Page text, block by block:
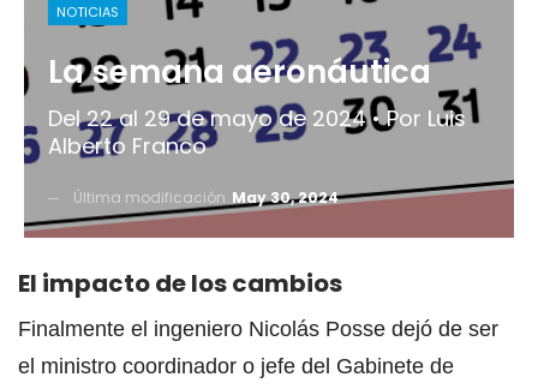
NOTICIAS
La semana aeronáutica
Del 22 al 29 de mayo de 2024 • Por Luis
Alberto Franco
Última modificación May 30, 2024
El impacto de los cambios
Finalmente el ingeniero Nicolás Posse dejó de ser
el ministro coordinador o jefe del Gabinete de